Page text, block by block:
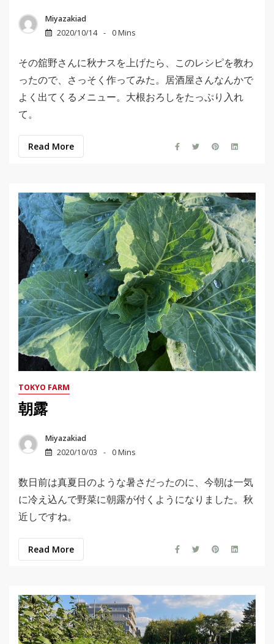
Miyazakiad
2020/10/14
0 Mins
その舘野さんに秋ナスを上げたら、このレシピを教わ
ったので、さっそく作ってみた。居酒屋さんなんかで
よく出てくるメニュー。大根おろしをたっぷり入れ
て。
Read More
TOKYO FARM
朝露
Miyazakiad
2020/10/03
0 Mins
数日前は真夏日のような暑さだったのに、今朝は一気
に冷え込んで野菜に朝露が付くようになりました。秋
近しですね。
Read More